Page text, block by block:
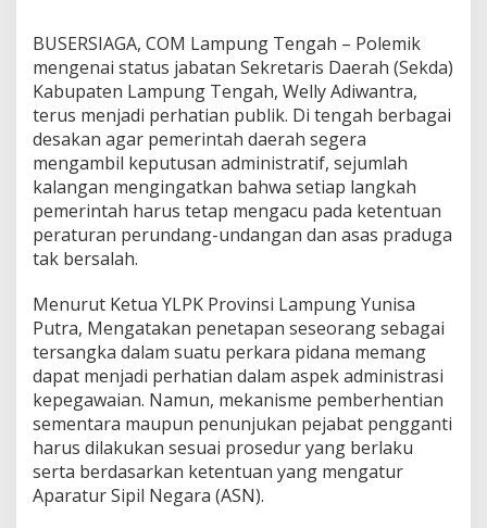
a
n
g
a
n
a
n
S
t
t
S
e
d
a
L
a
m
p
u
n
BUSERSIAGA, COM Lampung Tengah – Polemik
mengenai status jabatan Sekretaris Daerah (Sekda)
Kabupaten Lampung Tengah, Welly Adiwantra,
terus menjadi perhatian publik. Di tengah berbagai
desakan agar pemerintah daerah segera
mengambil keputusan administratif, sejumlah
kalangan mengingatkan bahwa setiap langkah
pemerintah harus tetap mengacu pada ketentuan
peraturan perundang-undangan dan asas praduga
tak bersalah.
Menurut Ketua YLPK Provinsi Lampung Yunisa
Putra, Mengatakan penetapan seseorang sebagai
tersangka dalam suatu perkara pidana memang
dapat menjadi perhatian dalam aspek administrasi
kepegawaian. Namun, mekanisme pemberhentian
sementara maupun penunjukan pejabat pengganti
harus dilakukan sesuai prosedur yang berlaku
serta berdasarkan ketentuan yang mengatur
Aparatur Sipil Negara (ASN).